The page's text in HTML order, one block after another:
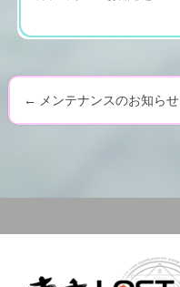
P
s
t
← メンテナンスのお知らせ